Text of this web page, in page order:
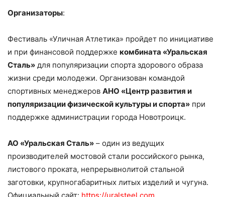
Организаторы:
Фестиваль «Уличная Атлетика» пройдет по инициативе
и при финансовой поддержке комбината «Уральская
Сталь» для популяризации спорта здорового образа
жизни среди молодежи. Организован командой
спортивных менеджеров АНО «Центр развития и
популяризации физической культуры и спорта» при
поддержке администрации города Новотроицк.
АО «Уральская Сталь» – один из ведущих
производителей мостовой стали российского рынка,
листового проката, непрерывнолитой стальной
заготовки, крупногабаритных литых изделий и чугуна.